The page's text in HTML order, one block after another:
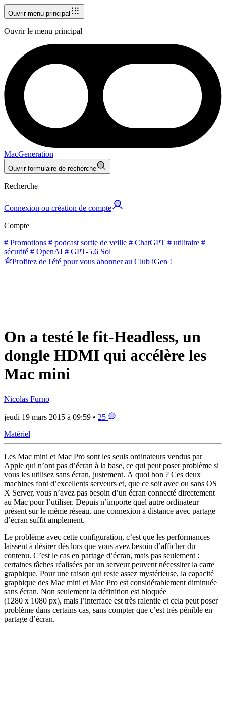
Ouvrir menu principal
Ouvrir le menu principal
MacGeneration
Ouvrir formulaire de recherche
Recherche
Connexion ou création de compte
Compte
# Promotions # podcast sortie de veille # ChatGPT # utilitaire #
sécurité # OpenAI # GPT-5.6 Sol
Profitez de l'été pour vous abonner au Club iGen !
On a testé le fit-Headless, un
dongle HDMI qui accélère les
Mac mini
Nicolas Furno
jeudi 19 mars 2015 à 09:59 • 25
Matériel
Les Mac mini et Mac Pro sont les seuls ordinateurs vendus par
Apple qui n’ont pas d’écran à la base, ce qui peut poser problème si
vous les utilisez sans écran, justement. À quoi bon ? Ces deux
machines font d’excellents serveurs et, que ce soit avec ou sans OS
X Server, vous n’avez pas besoin d’un écran connecté directement
au Mac pour l’utiliser. Depuis n’importe quel autre ordinateur
présent sur le même réseau, une connexion à distance avec partage
d’écran suffit amplement.
Le problème avec cette configuration, c’est que les performances
laissent à désirer dès lors que vous avez besoin d’afficher du
contenu. C’est le cas en partage d’écran, mais pas seulement :
certaines tâches réalisées par un serveur peuvent nécessiter la carte
graphique. Pour une raison qui reste assez mystérieuse, la capacité
graphique des Mac mini et Mac Pro est considérablement diminuée
sans écran. Non seulement la définition est bloquée
(1280 x 1080 px), mais l’interface est très ralentie et cela peut poser
problème dans certains cas, sans compter que c’est très pénible en
partage d’écran.